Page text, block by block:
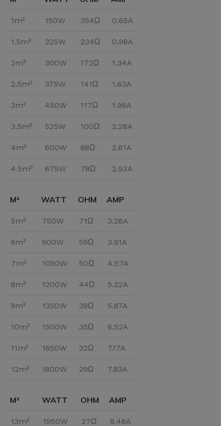
1m² 150W 354Ω 0.65A
1.5m² 225W 234Ω 0.98A
2m² 300W 172Ω 1.34A
2.5m² 375W 141Ω 1.63A
3m² 450W 117Ω 1.96A
3.5m² 525W 100Ω 2.28A
4m² 600W 88Ω 2.61A
4.5m² 675W 78Ω 2.93A
M² WATT OHM AMP
5m² 750W 71Ω 3.26A
6m² 900W 59Ω 3.91A
7m² 1050W 50Ω 4.57A
8m² 1200W 44Ω 5.22A
9m² 1350W 39Ω 5.87A
10m² 1500W 35Ω 6.52A
11m² 1650W 32Ω 7.17A
12m² 1800W 29Ω 7.83A
M² WATT OHM AMP
13m² 1950W 27Ω 8.48A